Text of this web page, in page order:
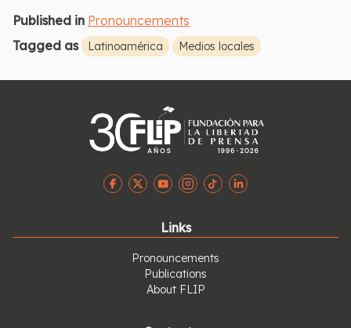
Published in Pronouncements
Tagged as
Latinoamérica Medios locales
Links
Pronouncements
Publications
About FLIP